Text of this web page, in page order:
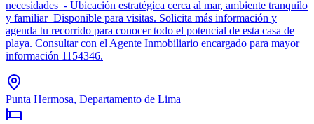
necesidades - Ubicación estratégica cerca al mar, ambiente tranquilo
y familiar Disponible para visitas. Solicita más información y
agenda tu recorrido para conocer todo el potencial de esta casa de
playa. Consultar con el Agente Inmobiliario encargado para mayor
información 1154346.
Punta Hermosa, Departamento de Lima